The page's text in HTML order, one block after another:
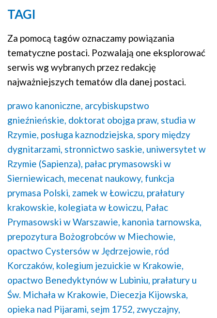
TAGI
Za pomocą tagów oznaczamy powiązania
tematyczne postaci. Pozwalają one eksplorować
serwis wg wybranych przez redakcję
najważniejszych tematów dla danej postaci.
prawo kanoniczne, arcybiskupstwo
gnieźnieńskie, doktorat obojga praw, studia w
Rzymie, posługa kaznodziejska, spory między
dygnitarzami, stronnictwo saskie, uniwersytet w
Rzymie (Sapienza), pałac prymasowski w
Sierniewicach, mecenat naukowy, funkcja
prymasa Polski, zamek w Łowiczu, prałatury
krakowskie, kolegiata w Łowiczu, Pałac
Prymasowski w Warszawie, kanonia tarnowska,
prepozytura Bożogrobców w Miechowie,
opactwo Cystersów w Jędrzejowie, ród
Korczaków, kolegium jezuickie w Krakowie,
opactwo Benedyktynów w Lubiniu, prałatury u
Św. Michała w Krakowie, Diecezja Kijowska,
opieka nad Pijarami, sejm 1752, zwyczajny,